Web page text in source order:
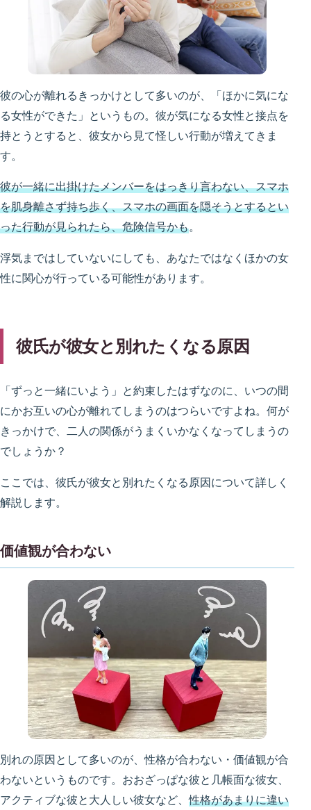
彼の心が離れるきっかけとして多いのが、「ほかに気にな
る女性ができた」というもの。彼が気になる女性と接点を
持とうとすると、彼女から見て怪しい行動が増えてきま
す。
彼が一緒に出掛けたメンバーをはっきり言わない、スマホ
を肌身離さず持ち歩く、スマホの画面を隠そうとするとい
った行動が見られたら、危険信号かも。
浮気まではしていないにしても、あなたではなくほかの女
性に関心が行っている可能性があります。
彼氏が彼女と別れたくなる原因
「ずっと一緒にいよう」と約束したはずなのに、いつの間
にかお互いの心が離れてしまうのはつらいですよね。何が
きっかけで、二人の関係がうまくいかなくなってしまうの
でしょうか？
ここでは、彼氏が彼女と別れたくなる原因について詳しく
解説します。
価値観が合わない
別れの原因として多いのが、性格が合わない・価値観が合
わないというものです。おおざっぱな彼と几帳面な彼女、
アクティブな彼と大人しい彼女など、性格があまりに違い